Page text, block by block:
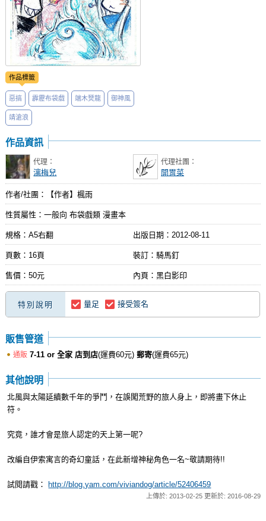
作品標籤
惡搞 霹靂布袋戲 端木燹龍 御神風
靖滄浪
作品資訊
代理：
漓梅兒
代理社團：
開胃菜
作者/社團：【作者】楓雨
性質屬性：一般向 布袋戲類 漫畫本
規格：A5右翻 出版日期： 2012-08-11
頁數：16頁 裝訂：騎馬釘
售價：50元 內頁：黑白影印
特別說明 量足 接受簽名
販售管道
通販 7-11 or 全家 店到店(運費60元)郵寄(運費65元)
其他說明
北風與太陽延續數千年的爭鬥，在誤闖荒野的旅人身上，即將畫下休止
符。
究竟，誰才會是旅人認定的天上第一呢?
改編自伊索寓言的奇幻童話，在此新增神秘角色一名~敬請期待!!
試閱請戳： http://blog.yam.com/viviandog/article/52406459
上傳於: 2013-02-25 更新於: 2016-08-29